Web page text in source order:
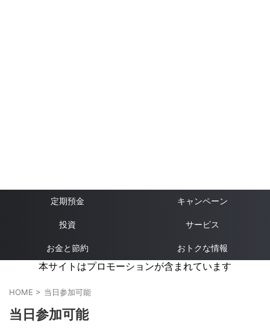
定期預金 キャンペーン
投資 サービス
お金と節約 おトクな情報
本サイトはプロモーションが含まれています
HOME > 当日参加可能
当日参加可能